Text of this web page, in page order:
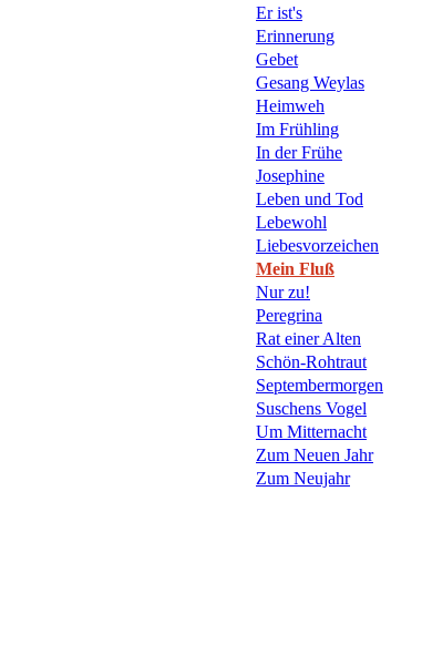
Er ist's
Erinnerung
Gebet
Gesang Weylas
Heimweh
Im Frühling
In der Frühe
Josephine
Leben und Tod
Lebewohl
Liebesvorzeichen
Mein Fluß
Nur zu!
Peregrina
Rat einer Alten
Schön-Rohtraut
Septembermorgen
Suschens Vogel
Um Mitternacht
Zum Neuen Jahr
Zum Neujahr